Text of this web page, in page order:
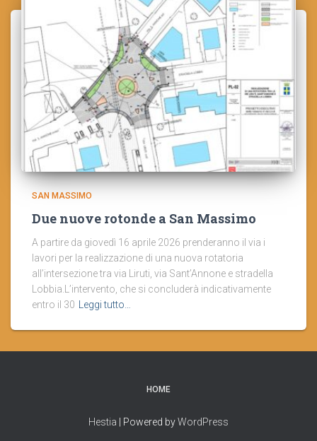
SAN MASSIMO
Due nuove rotonde a San Massimo
A partire da giovedì 16 aprile 2026 prenderanno il via i
lavori per la realizzazione di una nuova rotatoria
all’intersezione tra via Liruti, via Sant’Annone e stradella
Lobbia.L’intervento, che si concluderà indicativamente
entro il 30
Leggi tutto…
HOME
Hestia | Powered byWordPress